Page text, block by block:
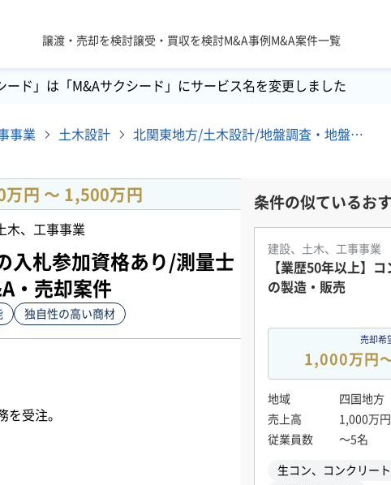
譲渡・売却を検討譲受・買収を検討M&A事例 M&A案件一覧
ード」は「M&Aサクシード」にサービス名を変更しました
事業 土木設計 北関東地方/土木設計/地盤調査・地盤改良/測量 M&A・事業譲渡案件
万円 〜 1,500万円
木、工事事業
入札参加資格あり/測量士
・売却案件
独自性の高い商材
を受注。
条件の似ているお
建設、土木、工事事業
【業歴50年以上】
の製造・販売
売却希
1,000万円
地域
四国地方
売上高
1,000万
従業員数
〜5名
生コン、コンクリー